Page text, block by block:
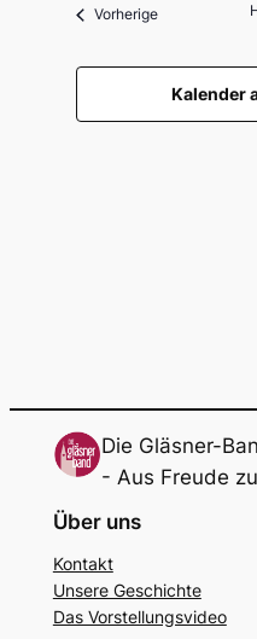
Vorherige
Kalender
Die Gläsner-
- Aus Freude
Über uns
Kon­takt
Unse­re Geschich­te
Das Vor­stel­lungs­vi­deo